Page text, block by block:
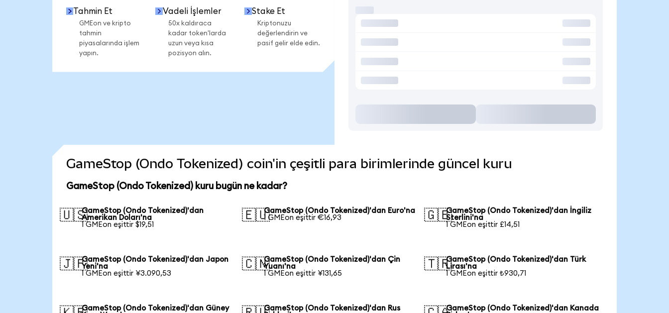
Tahmin Et
GMEon ve kripto
tahmin
piyasalarında işlem
yapın.
Vadeli İşlemler
50x kaldıraca
kadar token'larda
uzun veya kısa
pozisyon alın.
Stake Et
Kriptonuzu
değerlendirin ve
pasif gelir elde edin.
GameStop (Ondo Tokenized) coin'in çeşitli para birimlerinde güncel kuru
GameStop (Ondo Tokenized) kuru bugün ne kadar?
🇺🇸GameStop (Ondo Tokenized)'dan
Amerikan Doları'na
1 GMEon eşittir $19,51
🇪🇺GameStop (Ondo Tokenized)'dan Euro'na
1 GMEon eşittir €16,93
🇬🇧GameStop (Ondo Tokenized)'dan İngiliz
Sterlini'na
1 GMEon eşittir £14,51
🇯🇵GameStop (Ondo Tokenized)'dan Japon
Yeni'na
1 GMEon eşittir ¥3.090,53
🇨🇳GameStop (Ondo Tokenized)'dan Çin
Yuanı'na
1 GMEon eşittir ¥131,65
🇹🇷GameStop (Ondo Tokenized)'dan Türk
Lirası'na
1 GMEon eşittir ₺930,71
GameStop (Ondo Tokenized)'dan Güney
GameStop (Ondo Tokenized)'dan Rus
GameStop (Ondo Tokenized)'dan Kanada